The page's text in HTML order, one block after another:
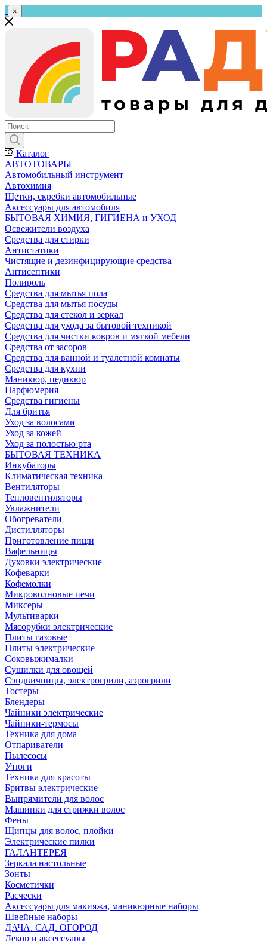
×
Каталог
АВТОТОВАРЫ
Автомобильный инструмент
Автохимия
Щетки, скребки автомобильные
Аксессуары для автомобиля
БЫТОВАЯ ХИМИЯ, ГИГИЕНА и УХОД
Освежители воздуха
Средства для стирки
Антистатики
Чистящие и дезинфицирующие средства
Антисептики
Полироль
Средства для мытья пола
Средства для мытья посуды
Средства для стекол и зеркал
Средства для ухода за бытовой техникой
Средства для чистки ковров и мягкой мебели
Средства от засоров
Средства для ванной и туалетной комнаты
Средства для кухни
Маникюр, педикюр
Парфюмерия
Средства гигиены
Для бритья
Уход за волосами
Уход за кожей
Уход за полостью рта
БЫТОВАЯ ТЕХНИКА
Инкубаторы
Климатическая техника
Вентиляторы
Тепловентиляторы
Увлажнители
Обогреватели
Дистилляторы
Приготовление пищи
Вафельницы
Духовки электрические
Кофеварки
Кофемолки
Микроволновые печи
Миксеры
Мультиварки
Мясорубки электрические
Плиты газовые
Плиты электрические
Соковыжималки
Сушилки для овощей
Сэндвичницы, электрогрили, аэрогрили
Тостеры
Блендеры
Чайники электрические
Чайники-термосы
Техника для дома
Отпариватели
Пылесосы
Утюги
Техника для красоты
Бритвы электрические
Выпрямители для волос
Машинки для стрижки волос
Фены
Щипцы для волос, плойки
Электрические пилки
ГАЛАНТЕРЕЯ
Зеркала настольные
Зонты
Косметички
Расчески
Аксессуары для макияжа, маникюрные наборы
Швейные наборы
ДАЧА. САД. ОГОРОД
Декор и аксессуары